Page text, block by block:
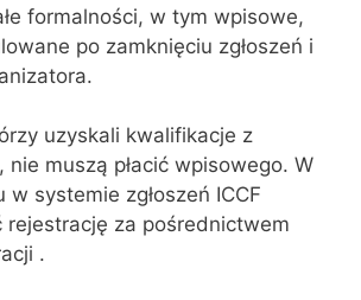
formalności, w tym wpisowe,
po zamknięciu zgłoszeń i
uzyskali kwalifikacje z
nie muszą płacić wpisowego. W
systemie zgłoszeń ICCF
rejestrację za pośrednictwem
.